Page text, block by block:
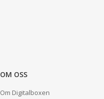
OM OSS
Om Digitalboxen